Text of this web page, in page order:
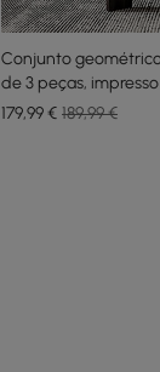
Conjunto
de 3 peças,
179,99€ 189,99 €